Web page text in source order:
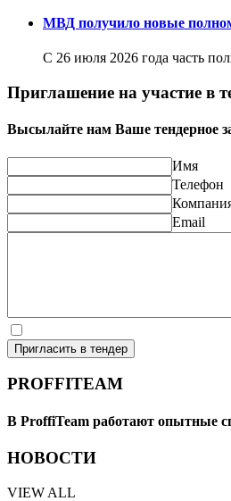
МВД получило новые
С 26 июля 2026 года часть
Приглашение на участие в
Высылайте нам Ваше тендерное
Имя
Телефон
Email
Пригласить в тендер
PROFFITEAM
В ProffiTeam работают опытные
НОВОСТИ
VIEW ALL